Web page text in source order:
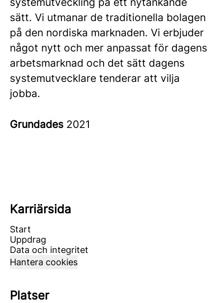
sätt. Vi utmanar de traditionella bolagen
på den nordiska marknaden. Vi erbjuder
något nytt och mer anpassat för dagens
arbetsmarknad och det sätt dagens
systemutvecklare tenderar att vilja
jobba.
Grundades 2021
Karriärsida
Start
Uppdrag
Data och integritet
Hantera cookies
Platser